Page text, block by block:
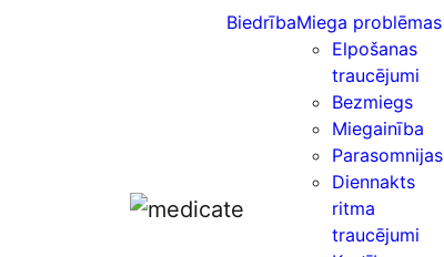
BiedrībaMiega problēmas
Elpošanas
traucējumi
Bezmiegs
Miegainība
Parasomnijas
Diennakts
ritma
traucējumi